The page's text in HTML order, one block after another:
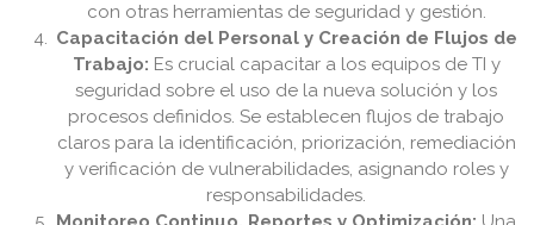
con otras herramientas de seguridad y gestión.
Capacitación del Personal y Creación de Flujos de
Trabajo: Es crucial capacitar a los equipos de TI y
seguridad sobre el uso de la nueva solución y los
procesos definidos. Se establecen flujos de trabajo
claros para la identificación, priorización, remediación
y verificación de vulnerabilidades, asignando roles y
responsabilidades.